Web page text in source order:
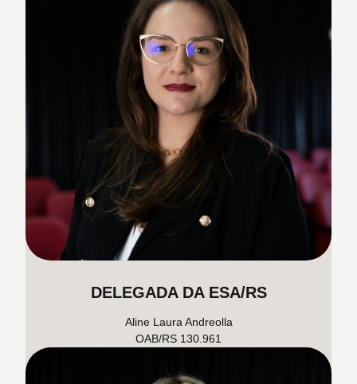
DELEGADA DA ESA/RS
Aline Laura Andreolla
OAB/RS 130.961